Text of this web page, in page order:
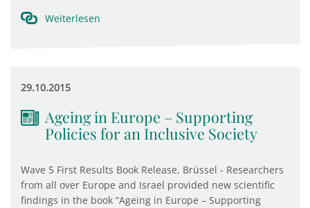
Weiterlesen
29.10.2015
Ageing in Europe – Supporting
Policies for an Inclusive Society
Wave 5 First Results Book Release, Brüssel - Researchers
from all over Europe and Israel provided new scientific
findings in the book “Ageing in Europe – Supporting